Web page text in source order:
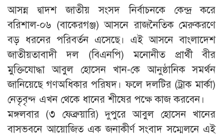
​আসন্ন দ্বাদশ জাতীয় সংসদ নির্বাচনকে কেন্দ্র করে
বরিশাল-০৬ (বাকেরগঞ্জ) আসনে রাজনৈতিক মেরুকরণে
বড় ধরনের পরিবর্তন এসেছে। এই আসনে বাংলাদেশ
জাতীয়তাবাদী দল (বিএনপি) মনোনীত প্রার্থী বীর
মুক্তিযোদ্ধা আবুল হোসেন খান-কে আনুষ্ঠানিক সমর্থন
জানিয়েছে গণঅধিকার পরিষদ। ফলে দলটির (ট্রাক মার্কা)
নেতৃবৃন্দ এখন থেকে ধানের শীষের পক্ষে কাজ করবেন।
​মঙ্গলবার (৩ ফেব্রুয়ারি) দুপুরে আবুল হোসেন খানের
বাসভবনে আয়োজিত এক জনাকীর্ণ সংবাদ সম্মেলনে এই